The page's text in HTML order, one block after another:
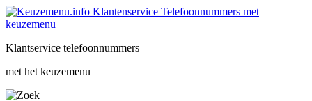
Klantservice telefoonnummers
met het keuzemenu